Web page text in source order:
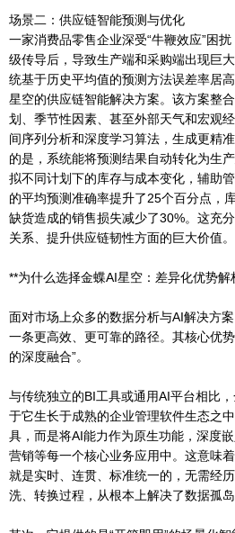
场景二：供应链智能预测与优化
一家消费品零售企业深受“牛鞭效应”困
级传导后，导致生产端和采购端出现巨
统基于历史平均值的预测方法误差率居
星空的供应链智能解决方案。该方案整
划、季节性因素、甚至外部天气和宏观
间序列分析和深度学习算法，生成更精
的是，系统能将预测结果自动转化为生
拟不同计划下的库存与成本变化，辅助
的平均预测准确率提升了25个百分点，
缺货造成的销售损失减少了30%。这充
关系、提升供应链韧性方面的巨大价值。
**为什么选择金蝶AI星空：差异化优势解
面对市场上众多的数据分析与AI解决方
一条更高效、更可靠的路径。其核心优
的深度融合”。
与传统独立的BI工具或通用AI平台相比
于它生长于成熟的企业管理软件生态之
具，而是将AI能力作为原生功能，深度
营销等每一个核心业务应用中。这意味
就是实时、连贯、标准统一的，无需经
洗、转换过程，从根本上解决了数据孤岛